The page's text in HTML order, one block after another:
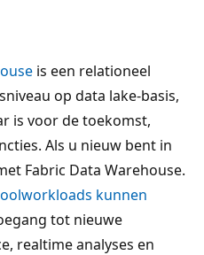
is een relationeel
op data lake-basis,
is voor de toekomst,
Als u nieuw bent in
Fabric Data Warehouse.
kunnen
tot nieuwe
realtime analyses en